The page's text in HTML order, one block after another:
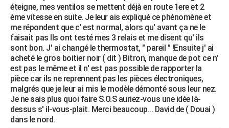
Guides de France
Escapades
Patrimoine
Expositions
Musées
Week-end nature
+LIFESTYLE
Art de vivre
Bien-être
Loisirs
Mode
Modes de vie
SANTE
Alimentation
Guide de la santé
Maladies
Médicaments
Sommeil
VOYAGE
Destinations
City break
Voyage nature
Voyage de noces
Forum
Climat
+PHOTO
GUIDES D'ACHAT
BONS PLANS
éteigne, mes ventilos se mettent déjà en route 1ere et 2
ème vitesse en suite. Je leur ais expliqué ce phénomène et
me répondent que c' est normal, alors qu' avant ça ne le
faisait pas Ils ont testé mes 3 relais et me disent qu' ils
sont bon. J' ai changé le thermostat, " pareil " !Ensuite j' ai
acheté le gros boitier noir ( dit ) Bitron, manque de pot ce n'
est pas le même et il n' est pas possible de rapporter la
pièce car ils ne reprennent pas les pièces électroniques,
malgrés que je leur ai mis le modèle démonté sous leur nez.
Je ne sais plus quoi faire S.O.S auriez-vous une idée là-
dessus s' il-vous-plait. Merci beaucoup... David de ( Douai )
dans le nord.